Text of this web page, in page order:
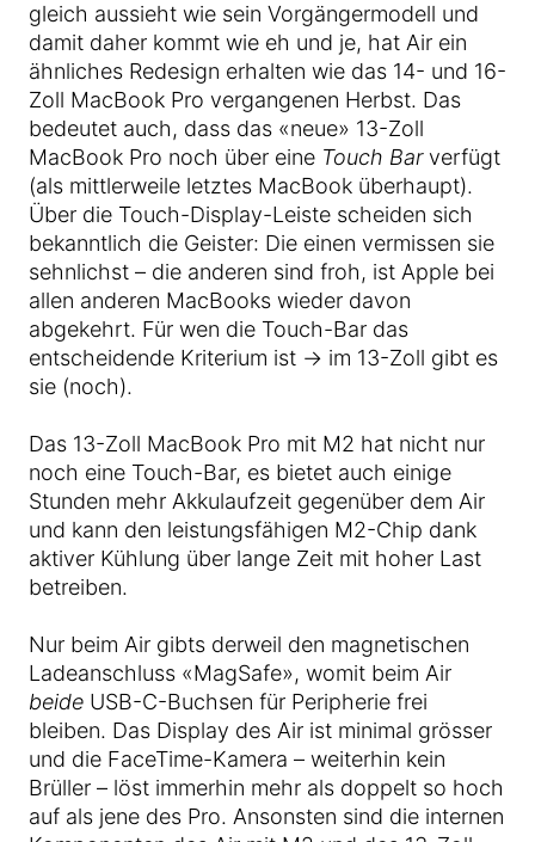
gleich aussieht wie sein Vorgängermodell und
damit daher kommt wie eh und je, hat Air ein
ähnliches Redesign erhalten wie das 14- und 16-
Zoll MacBook Pro vergangenen Herbst. Das
bedeutet auch, dass das «neue» 13-Zoll
MacBook Pro noch über eine Touch Barverfügt
(als mittlerweile letztes MacBook überhaupt).
Über die Touch-Display-Leiste scheiden sich
bekanntlich die Geister: Die einen vermissen sie
sehnlichst – die anderen sind froh, ist Apple bei
allen anderen MacBooks wieder davon
abgekehrt. Für wen die Touch-Bar das
entscheidende Kriterium ist → im 13-Zoll gibt es
sie (noch).
Das 13-Zoll MacBook Pro mit M2 hat nicht nur
noch eine Touch-Bar, es bietet auch einige
Stunden mehr Akkulaufzeit gegenüber dem Air
und kann den leistungsfähigen M2-Chip dank
aktiver Kühlung über lange Zeit mit hoher Last
betreiben.
Nur beim Air gibts derweil den magnetischen
Ladeanschluss «MagSafe», womit beim Air
beide USB-C-Buchsen für Peripherie frei
bleiben. Das Display des Air ist minimal grösser
und die FaceTime-Kamera – weiterhin kein
Brüller – löst immerhin mehr als doppelt so hoch
auf als jene des Pro. Ansonsten sind die internen